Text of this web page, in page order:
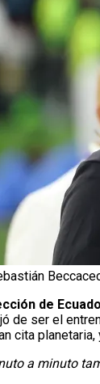
de
de ser el
cita
a minuto